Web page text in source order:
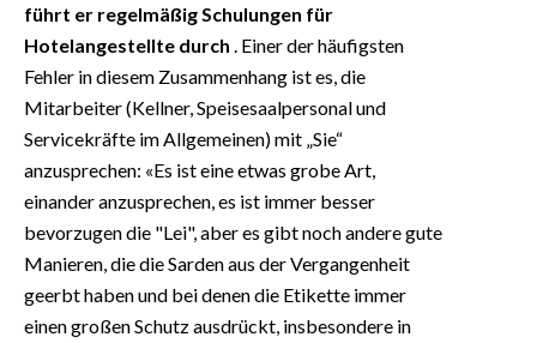
führt er regelmäßig Schulungen für
Hotelangestellte durch . Einer der häufigsten
Fehler in diesem Zusammenhang ist es, die
Mitarbeiter (Kellner, Speisesaalpersonal und
Servicekräfte im Allgemeinen) mit „Sie“
anzusprechen: «Es ist eine etwas grobe Art,
einander anzusprechen, es ist immer besser
bevorzugen die "Lei", aber es gibt noch andere gute
Manieren, die die Sarden aus der Vergangenheit
geerbt haben und bei denen die Etikette immer
einen großen Schutz ausdrückt, insbesondere in